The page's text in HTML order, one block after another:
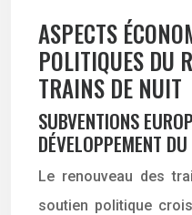
ASPECTS
POLITIQUES DU
TRAINS DE NUIT
SUBVENTIONS
DÉVELOPPEMENT
Le renouveau des
soutien politique